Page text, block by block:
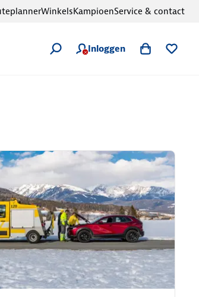
Inloggen
WinkelsKampioenService & contact